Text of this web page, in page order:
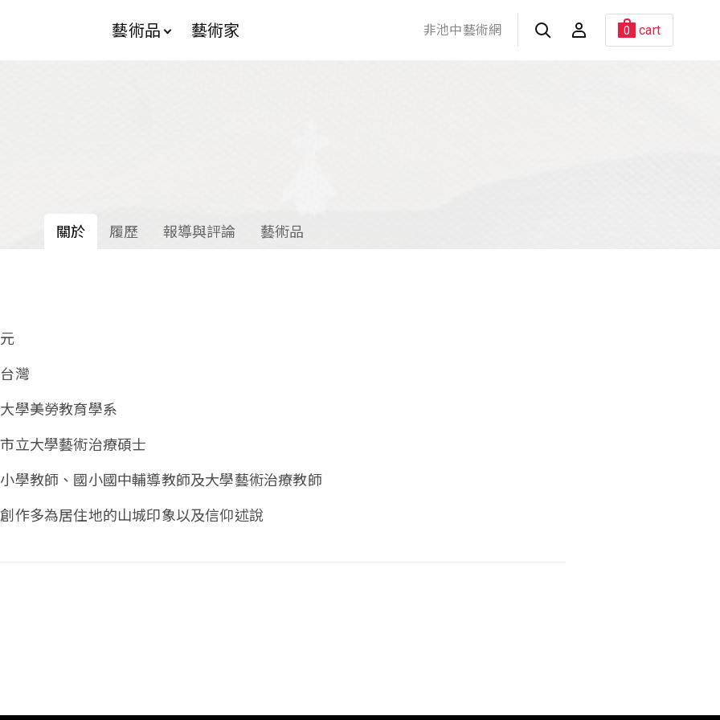
藝術品 藝術家 非池中藝術網 0 cart
關於 履歷 報導與評論 藝術品
灣
學美勞教育學系
立大學藝術治療碩士
學教師、國小國中輔導教師及大學藝術治療教師
作多為居住地的山城印象以及信仰述說